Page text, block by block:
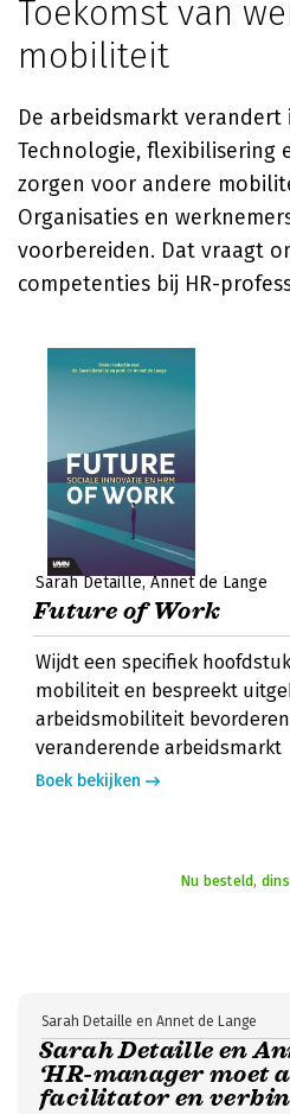
Toekomst van
mobiliteit
De arbeidsmarkt
Technologie, flexibilisering
zorgen voor andere
Organisaties en
voorbereiden. Dat vraagt
competenties bij HR-
Sarah Detaille Annet de Lange
Future of Work
Wijdt een specifiek
mobiliteit en bespreekt
arbeidsmobiliteit
veranderende arbeidsmarkt
Boek bekijken
Nu besteld,
Sarah Detaille en
‘HR-manager moet
facilitator en
Sarah Detaille en Annet de Lange